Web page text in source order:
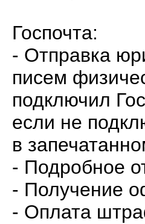
Госпочта:
- Отправка
писем
подключил
если не
в
- Подробное
- Получение
- Оплата